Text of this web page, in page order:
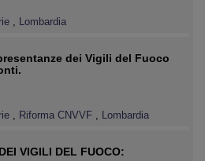
, Lombardia
dei Vigili del Fuoco
, Riforma CNVVF , Lombardia
VIGILI DEL FUOCO: